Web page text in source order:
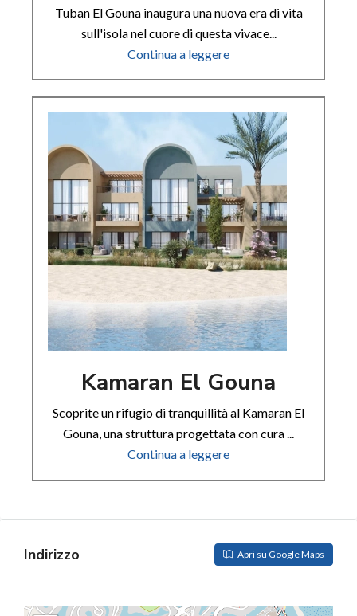
Tuban El Gouna inaugura una nuova era di vita
sull'isola nel cuore di questa vivace...
Continua a leggere
Kamaran El Gouna
Scoprite un rifugio di tranquillità al Kamaran El
Gouna, una struttura progettata con cura ...
Continua a leggere
Indirizzo Apri su Google Maps